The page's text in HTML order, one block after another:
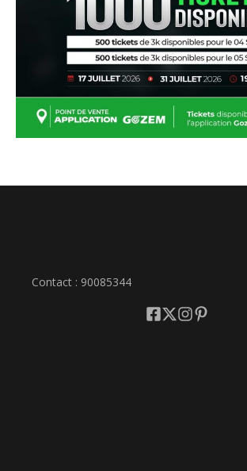
Contact : 90085344